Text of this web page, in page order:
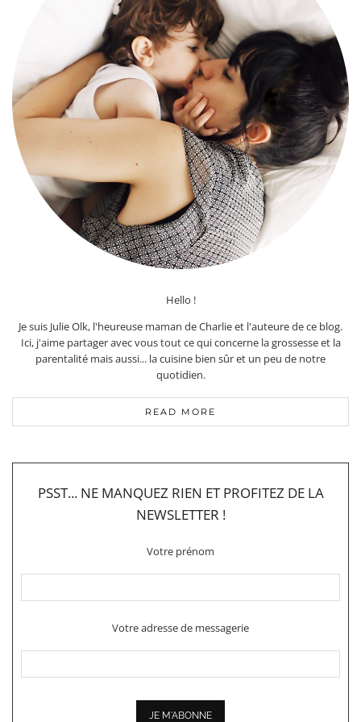
Hello !
Je suis Julie Olk, l'heureuse maman de Charlie et l'auteure de ce blog.
Ici, j'aime partager avec vous tout ce qui concerne la grossesse et la
parentalité mais aussi... la cuisine bien sûr et un peu de notre
quotidien.
READ MORE
PSST... NE MANQUEZ RIEN ET PROFITEZ DE LA
NEWSLETTER !
Votre prénom
Votre adresse de messagerie